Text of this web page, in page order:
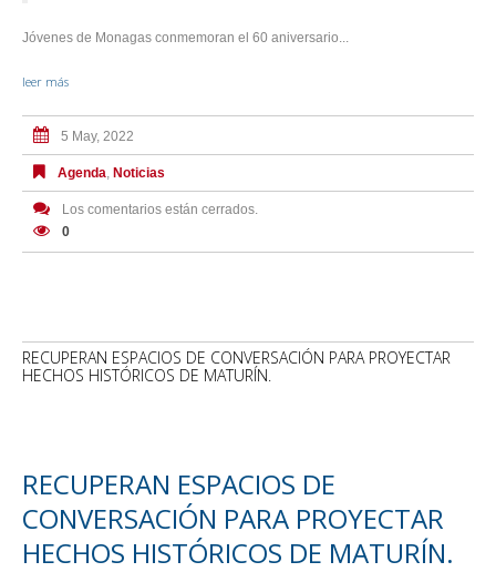
Jóvenes de Monagas conmemoran el 60 aniversario...
leer más
5 May, 2022
Agenda, Noticias
Los comentarios están cerrados.
0
RECUPERAN ESPACIOS DE CONVERSACIÓN PARA PROYECTAR
HECHOS HISTÓRICOS DE MATURÍN.
RECUPERAN ESPACIOS DE
CONVERSACIÓN PARA PROYECTAR
HECHOS HISTÓRICOS DE MATURÍN.